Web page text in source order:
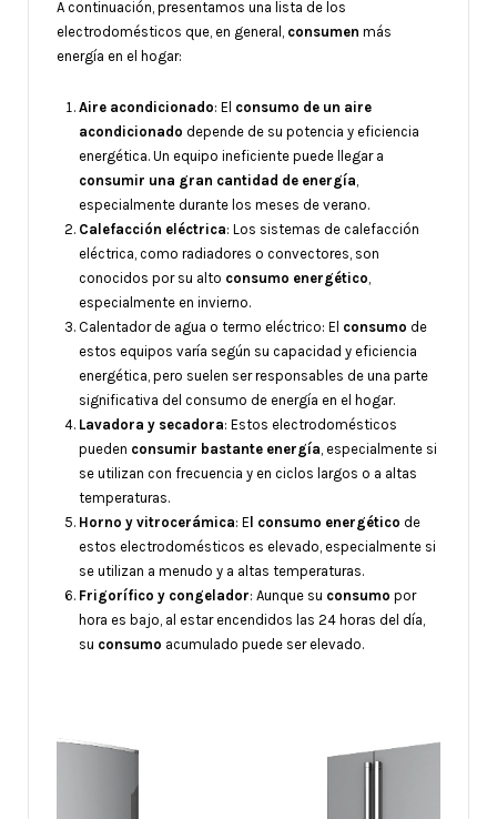
A continuación, presentamos una lista de los
electrodomésticos que, en general, consumen más
energía en el hogar:
Aire acondicionado: El consumo de un aire
acondicionado depende de su potencia y eficiencia
energética. Un equipo ineficiente puede llegar a
consumir una gran cantidad de energía
especialmente durante los meses de verano.
Calefacción eléctrica: Los sistemas de calefacción
eléctrica, como radiadores o convectores, son
conocidos por su alto consumo energético
especialmente en invierno.
Calentador de agua o termo eléctrico: El consumo de
estos equipos varía según su capacidad y eficiencia
energética, pero suelen ser responsables de una parte
significativa del consumo de energía en el hogar.
Lavadora y secadora: Estos electrodomésticos
pueden consumir bastante energía , especialmente si
se utilizan con frecuencia y en ciclos largos o a altas
temperaturas.
Horno y vitrocerámica: El consumo energético de
estos electrodomésticos es elevado, especialmente si
se utilizan a menudo y a altas temperaturas.
Frigorífico y congelador: Aunque su consumo por
hora es bajo, al estar encendidos las 24 horas del día,
su consumo acumulado puede ser elevado.